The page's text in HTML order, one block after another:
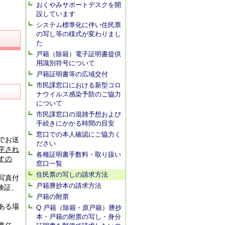
お送
され
の
真付
、
る場
おくやみサポートデスクを開
設しています
システム標準化に伴い住民票
の写し等の様式が変わりまし
た
戸籍（除籍）電子証明書提供
用識別符号について
戸籍証明書等の広域交付
市民課窓口における新型コロ
ナウイルス感染予防のご協力
について
市民課窓口の混雑予想および
手続きにかかる時間の目安
窓口での本人確認にご協力く
ださい
各種証明書手数料・取り扱い
窓口一覧
住民票の写しの請求方法
戸籍謄抄本の請求方法
戸籍の附票
Q 戸籍（除籍・原戸籍）謄抄
本・戸籍の附票の写し・身分